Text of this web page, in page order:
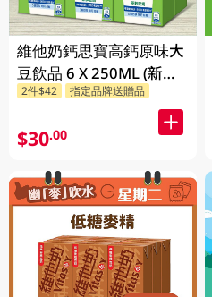
維他奶鈣思寶高鈣原味大
豆飲品 6 X 250ML (新舊
包裝隨機發貨) 6 X
2件$42 指定品牌送贈品
$30.00